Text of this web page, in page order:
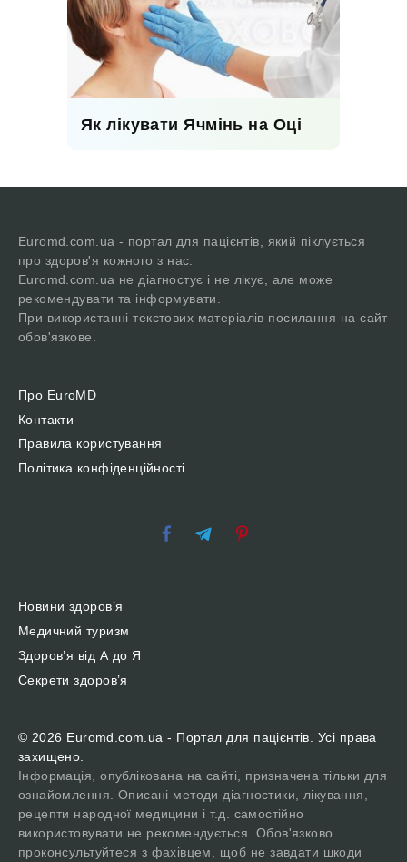
Як лікувати Ячмінь на Оці
Euromd.com.ua - портал для пацієнтів, який піклується
про здоров'я кожного з нас.
Euromd.com.ua не діагностує і не лікує, але може
рекомендувати та інформувати.
При використанні текстових матеріалів посилання на сайт
обов'язкове.
Про EuroMD
Контакти
Правила користування
Політика конфіденційності
Новини здоров’я
Медичний туризм
Здоров’я від А до Я
Секрети здоров’я
© 2026 Euromd.com.ua - Портал для пацієнтів. Усі права
захищено.
Інформація, опублікована на сайті, призначена тільки для
ознайомлення. Описані методи діагностики, лікування,
рецепти народної медицини і т.д. самостійно
використовувати не рекомендується. Обов'язково
проконсультуйтеся з фахівцем, щоб не завдати шкоди